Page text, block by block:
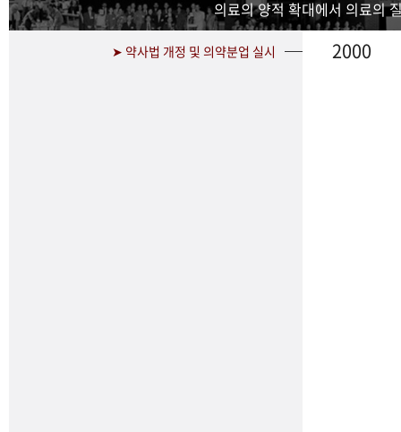
의료의 양적 확대에서 의료의
➤ 약사법 개정 및 의약분업 실시 2000